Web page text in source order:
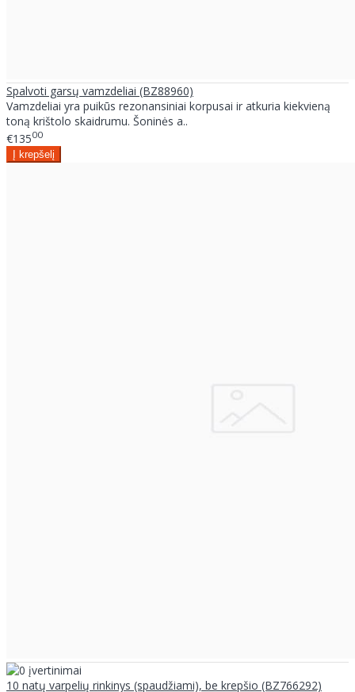
Spalvoti garsų vamzdeliai (BZ88960)
Vamzdeliai yra puikūs rezonansiniai korpusai ir atkuria kiekvieną
toną krištolo skaidrumu. Šoninės a..
€13500
10 natų varpelių rinkinys (spaudžiami), be krepšio (BZ766292)